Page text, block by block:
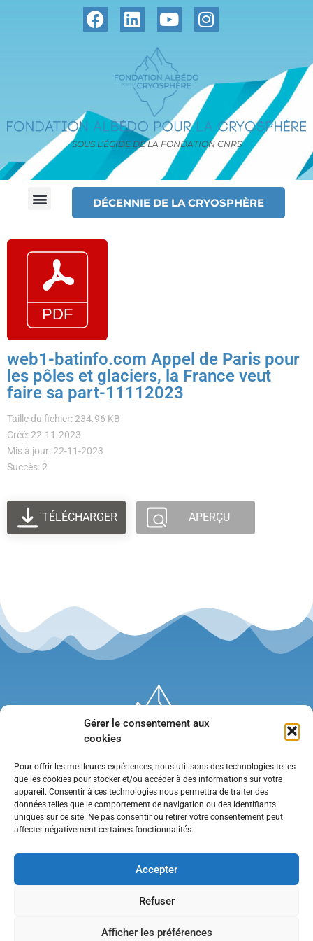
Gérer le consentement aux
cookies
Pour offrir les meilleures expériences, nous utilisons des technologies telles
que les cookies pour stocker et/ou accéder à des informations sur votre
appareil. Consentir à ces technologies nous permettra de traiter des
données telles que le comportement de navigation ou des identifiants
uniques sur ce site. Ne pas consentir ou retirer votre consentement peut
affecter négativement certaines fonctionnalités.
Accepter
Refuser
Afficher les préférences
SOUS L’ÉGIDE DE LA FONDATION CNRS
DÉCENNIE DE LA CRYOSPHÈRE
web1-batinfo.com Appel de Paris pour
les pôles et glaciers, la France veut
faire sa part-11112023
Taille du fichier: 234.96 KB
Créé: 22-11-2023
Mis à jour: 22-11-2023
Succès: 2
TÉLÉCHARGER APERÇU
•Contact